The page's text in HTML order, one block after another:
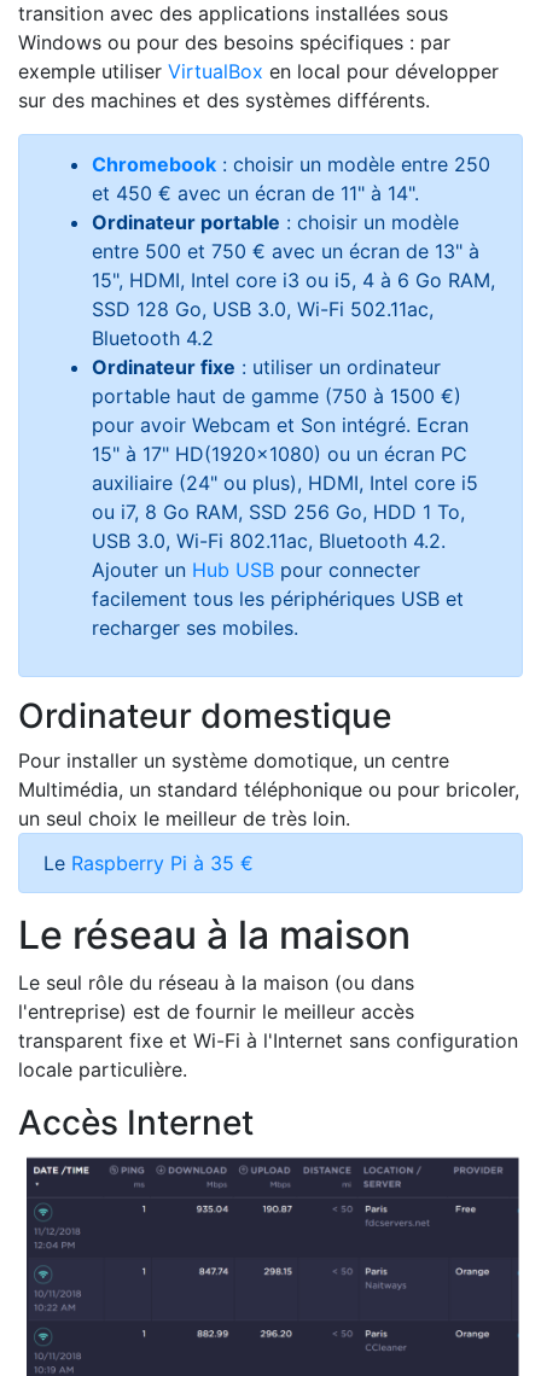
transition avec des applications installées sous
Windows ou pour des besoins spécifiques : par
exemple utiliser VirtualBox en local pour développer
sur des machines et des systèmes différents.
Chromebook : choisir un modèle entre 250
et 450 € avec un écran de 11" à 14".
Ordinateur portable : choisir un modèle
entre 500 et 750 € avec un écran de 13" à
15", HDMI, Intel core i3 ou i5, 4 à 6 Go RAM,
SSD 128 Go, USB 3.0, Wi-Fi 502.11ac,
Bluetooth 4.2
Ordinateur fixe : utiliser un ordinateur
portable haut de gamme (750 à 1500 €)
pour avoir Webcam et Son intégré. Ecran
15" à 17" HD(1920x1080) ou un écran PC
auxiliaire (24" ou plus), HDMI, Intel core i5
ou i7, 8 Go RAM, SSD 256 Go, HDD 1 To,
USB 3.0, Wi-Fi 802.11ac, Bluetooth 4.2.
Ajouter un Hub USB pour connecter
facilement tous les périphériques USB et
recharger ses mobiles.
Ordinateur domestique
Pour installer un système domotique, un centre
Multimédia, un standard téléphonique ou pour bricoler,
un seul choix le meilleur de très loin.
Le Raspberry Pi à 35 €
Le réseau à la maison
Le seul rôle du réseau à la maison (ou dans
l'entreprise) est de fournir le meilleur accès
transparent fixe et Wi-Fi à l'Internet sans configuration
locale particulière.
Accès Internet